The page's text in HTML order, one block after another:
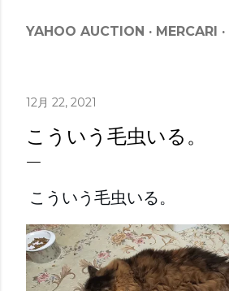
YAHOO AUCTION MERCARI
12月 22, 2021
こういう毛虫いる。
こういう毛虫いる。